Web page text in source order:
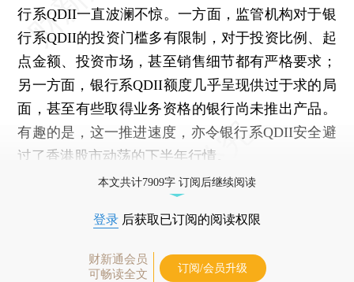
行系QDII一直波澜不惊。一方面，监管机构对于银
行系QDII的投资门槛多有限制，对于投资比例、起
点金额、投资市场，甚至销售细节都有严格要求；
另一方面，银行系QDII额度几乎呈现供过于求的局
面，甚至有些取得业务资格的银行尚未推出产品。
有趣的是，这一推进速度，亦令银行系QDII安全避
过了香港股市动荡的下半年行情。
本文共计7909字 订阅后继续阅读
登录 后获取已订阅的阅读权限
财新通会员
可畅读全文
订阅/会员升级